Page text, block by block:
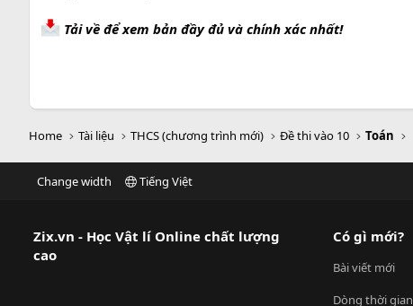
Tải về để xem bản đầy đủ và chính xác nhất!
Home Tài liệu THCS (chương trình mới) Đề thi vào 10 Toán
Change width Tiếng Việt
Zix.vn - Học Vật lí Online chất lượng
cao
Có gì mới?
Bài viết mới
Dòng thời gian